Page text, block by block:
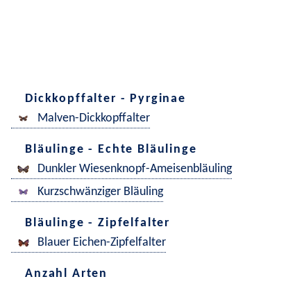
Dickkopffalter - Pyrginae
Malven-Dickkopffalter
Bläulinge - Echte Bläulinge
Dunkler Wiesenknopf-Ameisenbläuling
Kurzschwänziger Bläuling
Bläulinge - Zipfelfalter
Blauer Eichen-Zipfelfalter
Anzahl Arten